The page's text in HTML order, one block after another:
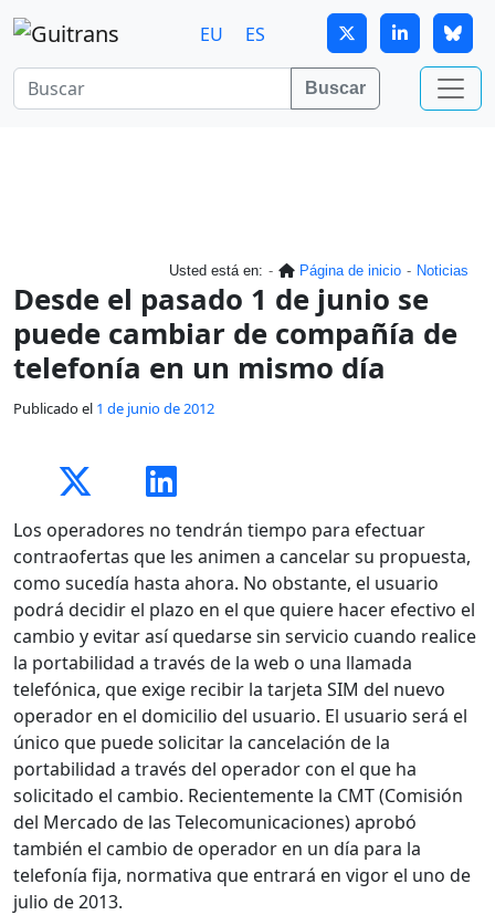
Continuar al contenido principal
EU
ES
Buscar
Usted está en: Página de inicio Noticias
Desde el pasado 1 de junio se
puede cambiar de compañía de
telefonía en un mismo día
Publicado el 1 de junio de 2012
Los operadores no tendrán tiempo para efectuar
contraofertas que les animen a cancelar su propuesta,
como sucedía hasta ahora. No obstante, el usuario
podrá decidir el plazo en el que quiere hacer efectivo el
cambio y evitar así quedarse sin servicio cuando realice
la portabilidad a través de la web o una llamada
telefónica, que exige recibir la tarjeta SIM del nuevo
operador en el domicilio del usuario. El usuario será el
único que puede solicitar la cancelación de la
portabilidad a través del operador con el que ha
solicitado el cambio. Recientemente la CMT (Comisión
del Mercado de las Telecomunicaciones) aprobó
también el cambio de operador en un día para la
telefonía fija, normativa que entrará en vigor el uno de
julio de 2013.